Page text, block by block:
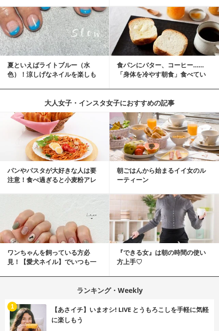
夏といえばライトブルー（水
色）！涼しげなネイルを楽しも
食パンにバター、コーヒー……
「身体を冷やす朝食」食べてい
大人女子・インスタ女子におすすめの記事
パンやパスタが大好きな人は要
注意！食べ過ぎると小麦粉アレ
朝ごはんから始まるイイ女のル
ーティーン
ワンちゃんを飼っている方必
見！【愛犬ネイル】でいつも一
『できる女』は朝の時間の使い
方上手♡
ランキング・Weekly
【あさイチ】いまオシ! LIVE とうもろこしを手軽に気軽
に楽しもう
1